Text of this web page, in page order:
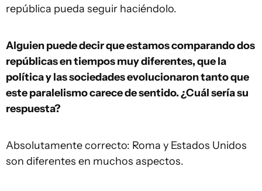
república pueda seguir haciéndolo.
Alguien puede decir que estamos comparando dos
repúblicas en tiempos muy diferentes, que la
política y las sociedades evolucionaron tanto que
este paralelismo carece de sentido. ¿Cuál sería su
respuesta?
Absolutamente correcto: Roma y Estados Unidos
son diferentes en muchos aspectos.